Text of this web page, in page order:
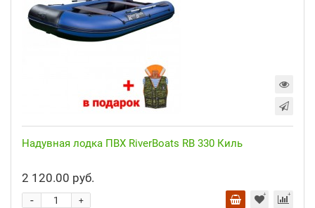
Надувная лодка ПВХ RiverBoats RB 330 Киль
2 120.00 руб.
+
-